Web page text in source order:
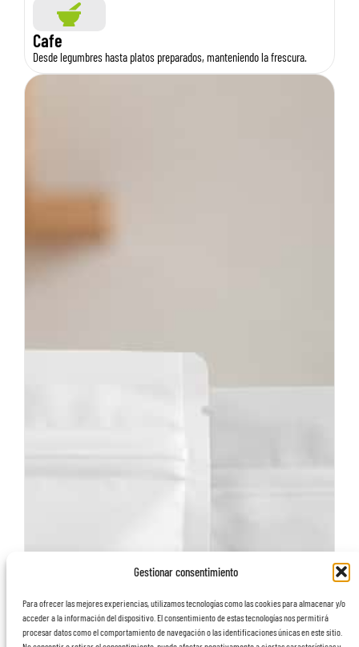
Gestionar consentimiento
Para ofrecer las mejores experiencias, utilizamos tecnologías como las cookies para almacenar y/o
acceder a la información del dispositivo. El consentimiento de estas tecnologías nos permitirá
procesar datos como el comportamiento de navegación o las identificaciones únicas en este sitio.
Cafe
Desde legumbres hasta platos preparados, manteniendo la frescura.